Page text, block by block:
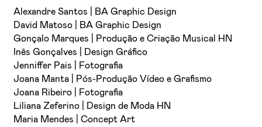
Li e aceito aPolítica de Privacidade
Aceito receber emails sobre novidades da ETIC
Alexandre Santos | BA Graphic Design
David Matoso | BA Graphic Design
Gonçalo Marques | Produção e Criação Musical HN
Inês Gonçalves | Design Gráfico
Jenniffer Pais | Fotografia
Joana Manta | Pós-Produção Vídeo e Grafismo
Joana Ribeiro | Fotografia
Liliana Zeferino | Design de Moda HN
Maria Mendes | Concept Art